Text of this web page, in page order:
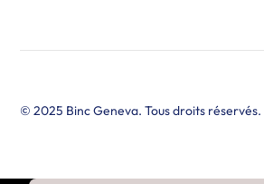
© 2025 Binc Geneva. Tous droits réservés.